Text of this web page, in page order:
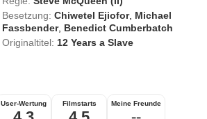
Besetzung: Chiwetel Ejiofor, Michael
Fassbender, Benedict Cumberbatch
Originaltitel: 12 Years a Slave
User-Wertung Filmstarts Meine Freunde